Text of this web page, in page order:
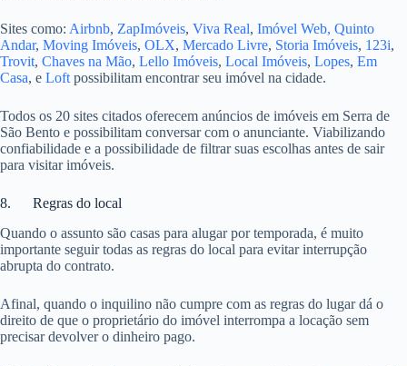
Sites como: Airbnb, ZapImóveis, Viva Real, Imóvel Web, Quinto
Andar, Moving Imóveis, OLX, Mercado Livre, Storia Imóveis, 123i,
Trovit, Chaves na Mão, Lello Imóveis, Local Imóveis, Lopes, Em
Casa, e Loft possibilitam encontrar seu imóvel na cidade.
Todos os 20 sites citados oferecem anúncios de imóveis em Serra de
São Bento e possibilitam conversar com o anunciante. Viabilizando
confiabilidade e a possibilidade de filtrar suas escolhas antes de sair
para visitar imóveis.
8. Regras do local
Quando o assunto são casas para alugar por temporada, é muito
importante seguir todas as regras do local para evitar interrupção
abrupta do contrato.
Afinal, quando o inquilino não cumpre com as regras do lugar dá o
direito de que o proprietário do imóvel interrompa a locação sem
precisar devolver o dinheiro pago.